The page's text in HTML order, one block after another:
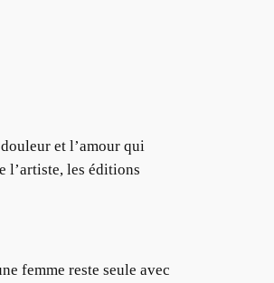
et l’amour qui
l’artiste, les éditions
femme reste seule avec